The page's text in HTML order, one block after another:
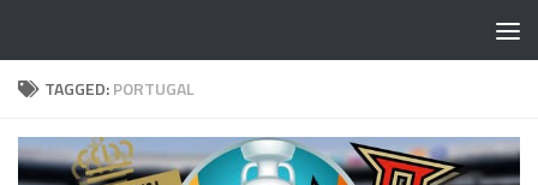
TAGGED:PORTUGAL